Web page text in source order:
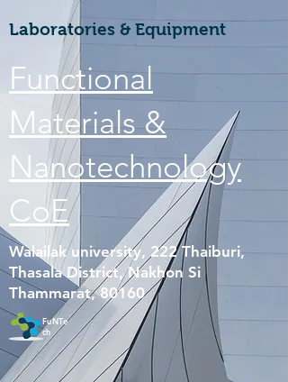
Laboratories & Equipment
Functional
Materials &
Nanotechnology
CoE
Walailak university, 222 Thaiburi,
Thasala District, Nakhon Si
Thammarat, 80160
FuNTe
ch